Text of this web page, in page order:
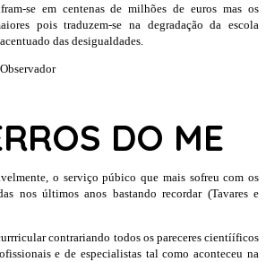
se em centenas de milhões de euros mas os
pois traduzem-se na degradação da escola
das desigualdades.
DO ME
o serviço púbico que mais sofreu com os
nos últimos anos bastando recordar (Tavares e
contrariando todos os pareceres cientííficos
e de especialistas tal como aconteceu na